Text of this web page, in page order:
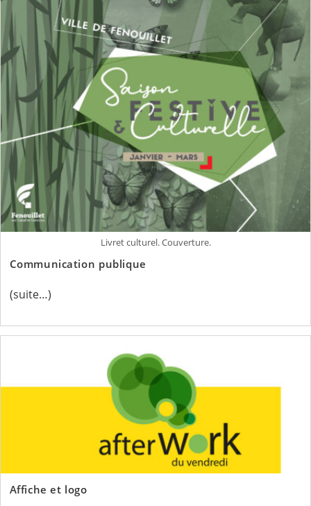
Livret culturel. Couverture.
Communication publique
(suite…)
Affiche et logo